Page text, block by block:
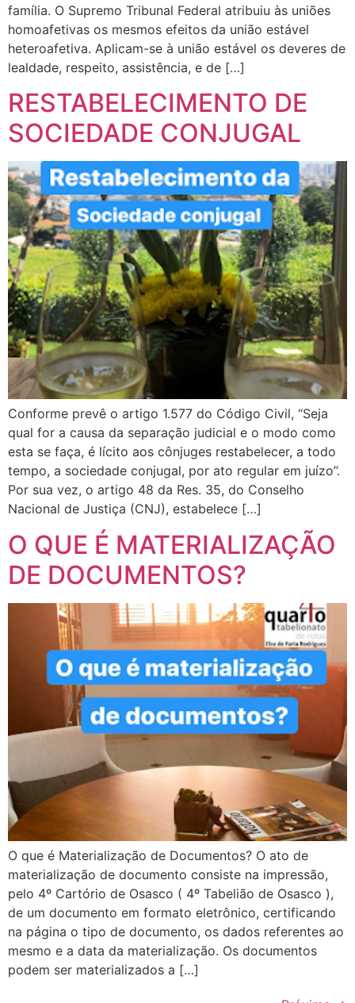
família. O Supremo Tribunal Federal atribuiu às uniões
homoafetivas os mesmos efeitos da união estável
heteroafetiva. Aplicam-se à união estável os deveres de
lealdade, respeito, assistência, e de […]
RESTABELECIMENTO DE
SOCIEDADE CONJUGAL
Conforme prevê o artigo 1.577 do Código Civil, “Seja
qual for a causa da separação judicial e o modo como
esta se faça, é lícito aos cônjuges restabelecer, a todo
tempo, a sociedade conjugal, por ato regular em juízo”.
Por sua vez, o artigo 48 da Res. 35, do Conselho
Nacional de Justiça (CNJ), estabelece […]
O QUE É MATERIALIZAÇÃO
DE DOCUMENTOS?
O que é Materialização de Documentos? O ato de
materialização de documento consiste na impressão,
pelo 4º Cartório de Osasco ( 4º Tabelião de Osasco ),
de um documento em formato eletrônico, certificando
na página o tipo de documento, os dados referentes ao
mesmo e a data da materialização. Os documentos
podem ser materializados a […]